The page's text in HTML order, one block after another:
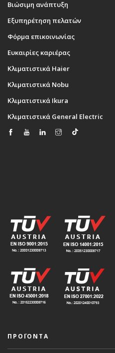
Βιώσιμη ανάπτυξη
Εξυπηρέτηση πελατών
Φόρμα επικοινωνίας
Ευκαιρίες καριέρας
Κλιματιστικά Haier
Κλιματιστικά Nobu
Κλιματιστικά Ikura
Κλιματιστικά General Electric
ΠΡΟΪΟΝΤΑ